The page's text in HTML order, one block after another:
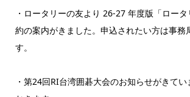
・ロータリーの友より 26-27 年度版「ロー
約の案内がきました。申込されたい方は事務
す。
・第24回RI台湾囲碁大会のお知らせがきて